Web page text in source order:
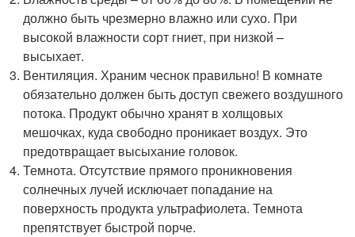
должно быть чрезмерно влажно или сухо. При
высокой влажности сорт гниет, при низкой –
высыхает.
Вентиляция. Храним чеснок правильно! В комнате
обязательно должен быть доступ свежего воздушного
потока. Продукт обычно хранят в холщовых
мешочках, куда свободно проникает воздух. Это
предотвращает высыхание головок.
Темнота. Отсутствие прямого проникновения
солнечных лучей исключает попадание на
поверхность продукта ультрафиолета. Темнота
препятствует быстрой порче.